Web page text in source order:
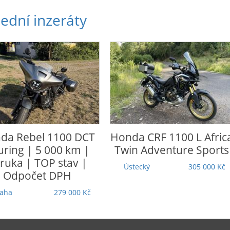
inzeráty
CRF 1100 L Africa
Adventure Sports
305 000 Kč
CFmoto650 NK
Moravskoslezský 76 500 Kč